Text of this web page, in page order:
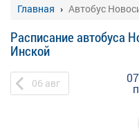
Главная Автобус
Расписание автобуса
Инской
06 авг